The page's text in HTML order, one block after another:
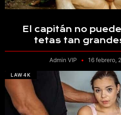
El capitán no
tetas tan
Admin VIP 16 febrero,
LAW4K